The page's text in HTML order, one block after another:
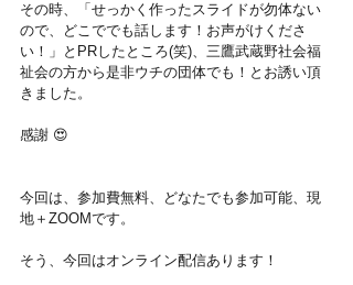
その時、「せっかく作ったスライドが勿体ない
ので、どこででも話します！お声がけくださ
い！」とPRしたところ(笑)、三鷹武蔵野社会福
祉会の方から是非ウチの団体でも！とお誘い頂
きました。
感謝 😍
今回は、参加費無料、どなたでも参加可能、現
地＋ZOOMです。
そう、今回はオンライン配信あります！